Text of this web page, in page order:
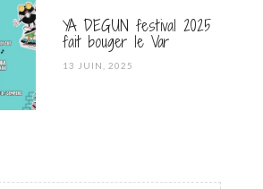
YA DEGUN festival 2025
fait bouger le Var
POSTED
13 JUIN, 2025